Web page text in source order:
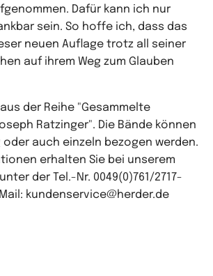
Dafür kann ich nur
sein. So hoffe ich, dass das
neuen Auflage trotz all seiner
auf ihrem Weg zum Glauben
der Reihe "Gesammelte
Ratzinger". Die Bände können
auch einzeln bezogen werden.
erhalten Sie bei unserem
der Tel.-Nr. 0049(0)761/2717-
kundenservice@herder.de